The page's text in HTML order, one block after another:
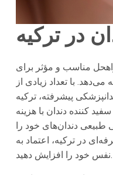
در ترکیه
مناسب و مؤثر برای
با تعداد زیادی از
پیشرفته، ترکیه
کننده دندان با هزینه
دندان‌های خود را
در ترکیه، اعتماد به
نفس خود را افزایش دهید.